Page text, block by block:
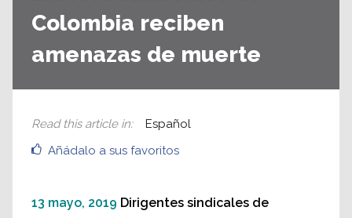
Colombia reciben
amenazas de muerte
Añádalo a sus favoritos
Read this article in: Español
13 mayo, 2019 Dirigentes sindicales de